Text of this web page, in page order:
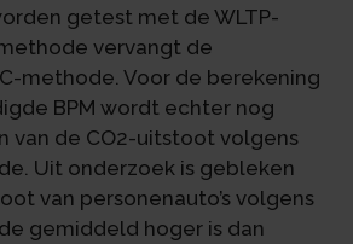
getest met de WLTP-
vervangt de
methode. Voor de berekening
BPM wordt echter nog
van de CO2-uitstoot volgens
Uit onderzoek is gebleken
van personenauto’s volgens
gemiddeld hoger is dan